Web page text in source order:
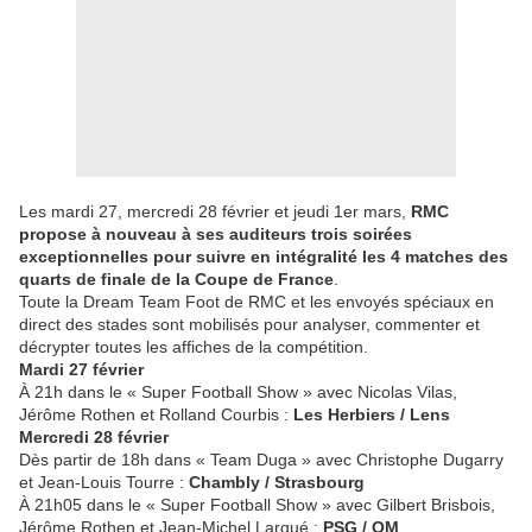
Les mardi 27, mercredi 28 février et jeudi 1er mars, RMC
propose à nouveau à ses auditeurs trois soirées
exceptionnelles pour suivre en intégralité les 4 matches des
quarts de finale de la Coupe de France
Toute la Dream Team Foot de RMC et les envoyés spéciaux en
direct des stades sont mobilisés pour analyser, commenter et
décrypter toutes les affiches de la compétition.
Mardi 27 février
À 21h dans le « Super Football Show » avec Nicolas Vilas,
Jérôme Rothen et Rolland Courbis : Les Herbiers / Lens
Mercredi 28 février
Dès partir de 18h dans « Team Duga » avec Christophe Dugarry
et Jean-Louis Tourre : Chambly / Strasbourg
À 21h05 dans le « Super Football Show » avec Gilbert Brisbois,
Jérôme Rothen et Jean-Michel Larqué : PSG / OM